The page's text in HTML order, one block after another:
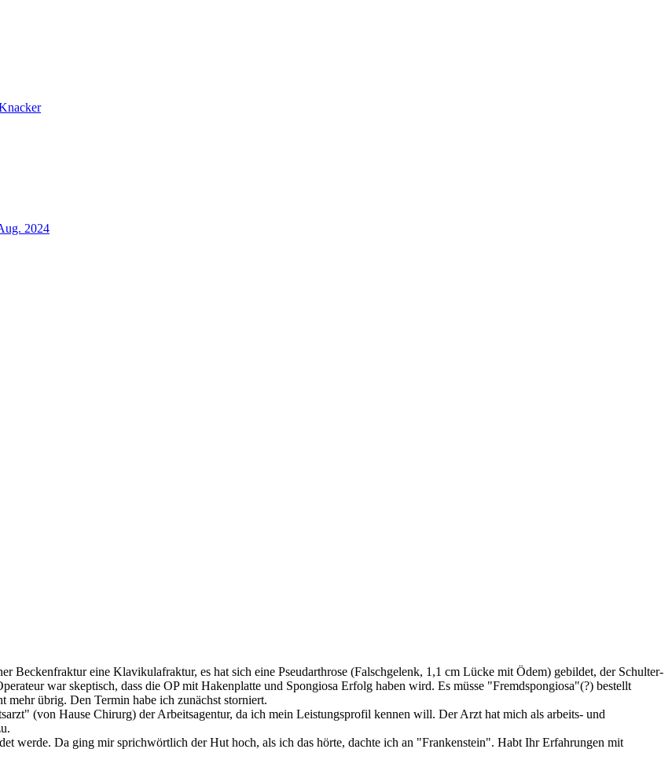
2024
Beckenfraktur eine Klavikulafraktur, es hat sich eine Pseudarthrose (Falschgelenk, 1,1 cm Lücke mit Ödem) gebildet, der Schulter-
war skeptisch, dass die OP mit Hakenplatte und Spongiosa Erfolg haben wird. Es müsse "Fremdspongiosa"(?) bestellt
übrig. Den Termin habe ich zunächst storniert.
(von Hause Chirurg) der Arbeitsagentur, da ich mein Leistungsprofil kennen will. Der Arzt hat mich als arbeits- und
werde. Da ging mir sprichwörtlich der Hut hoch, als ich das hörte, dachte ich an "Frankenstein". Habt Ihr Erfahrungen mit